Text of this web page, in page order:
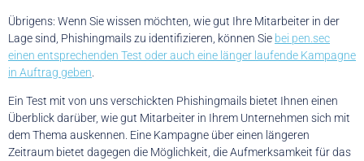
Übrigens: Wenn Sie wissen möchten, wie gut Ihre Mitarbeiter in der
Lage sind, Phishingmails zu identifizieren, können Sie bei pen.sec
einen entsprechenden Test oder auch eine länger laufende Kampagne
in Auftrag geben
Ein Test mit von uns verschickten Phishingmails bietet Ihnen einen
Überblick darüber, wie gut Mitarbeiter in Ihrem Unternehmen sich mit
dem Thema auskennen. Eine Kampagne über einen längeren
Zeitraum bietet dagegen die Möglichkeit, die Aufmerksamkeit für das